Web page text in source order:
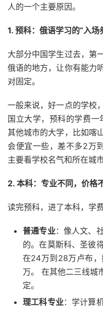
人的一个主要原因。
1. 预科：俄语学习的“入场
大部分中国学生过去，第
俄语的地方，让你有能力
对固定。
一般来说，好一点的学校
国立大学，预科的学费一
其他城市的大学，比如喀
会便宜一些，差不多2万
主要看学校名气和所在城市
2. 本科：专业不同，价格
读完预科，进了本科，学
普通专业：像人文、
的。在莫斯科、圣彼
在24万到28万卢布
万。 在其他二三线城
定。
理工科专业：学计算